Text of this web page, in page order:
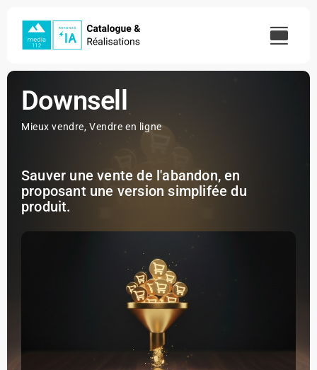
content
Downsell
Mieux vendre,Vendre en ligne
Sauver une vente de l'abandon, en
proposant une version simplifée du
produit.